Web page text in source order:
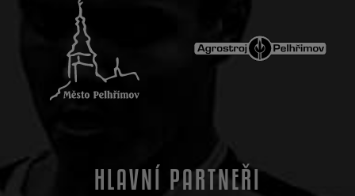
HLAVNÍ PARTNEŘI